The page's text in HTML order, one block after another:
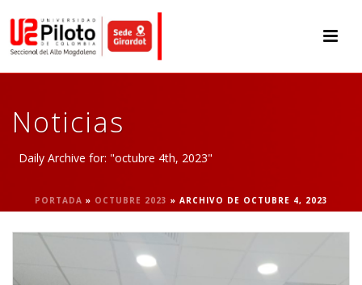
Noticias
Daily Archive for: "octubre 4th, 2023"
PORTADA » OCTUBRE 2023 » ARCHIVO DE OCTUBRE 4, 2023